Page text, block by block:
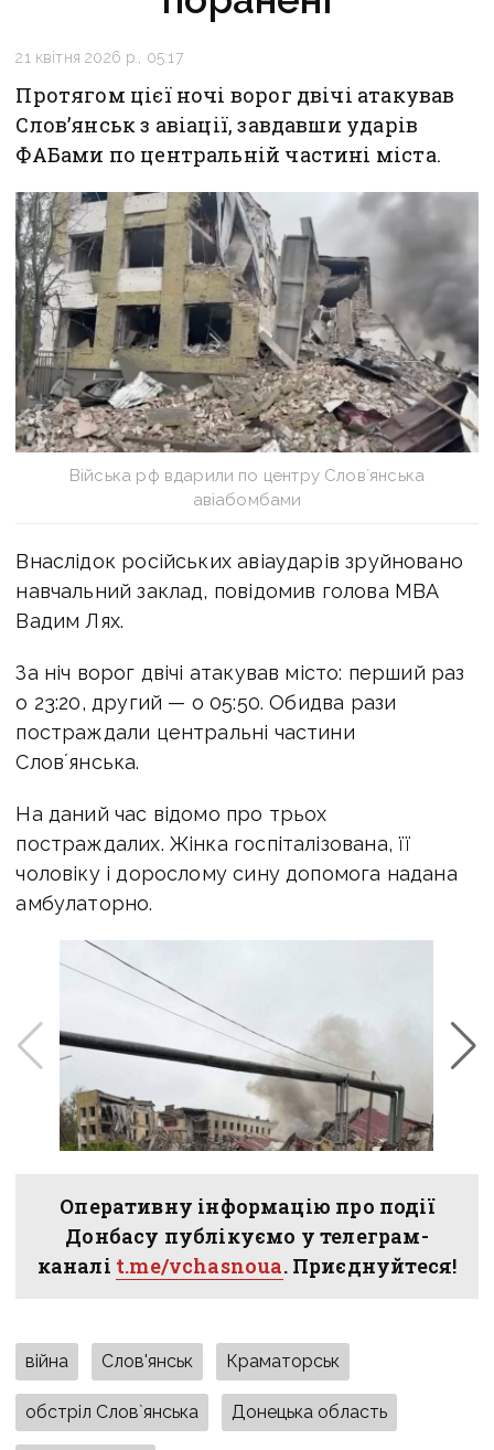
21 квітня 2026 р., 05:17
Протягом цієї ночі ворог двічі атакував
Словʼянськ з авіації, завдавши ударів
ФАБами по центральній частині міста.
Війська рф вдарили по центру Словʼянська
авіабомбами
Внаслідок російських авіаударів зруйновано
навчальний заклад, повідомив голова МВА
Вадим Лях.
За ніч ворог двічі атакував місто: перший раз
о 23:20, другий — о 05:50.Обидва рази
постраждали центральні частини
Словʼянська.
На даний час відомо про трьох
постраждалих. Жінка госпіталізована, її
чоловіку і дорослому сину допомога надана
амбулаторно.
Оперативну інформацію про події
Донбасу публікуємо у телеграм-
каналі t.me/vchasnoua. Приєднуйтеся!
війна Слов'янськ Краматорськ
обстріл Слов`янська Донецька область